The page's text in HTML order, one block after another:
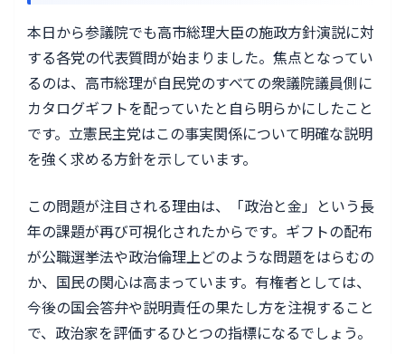
本日から参議院でも高市総理大臣の施政方針演説に対
する各党の代表質問が始まりました。焦点となってい
るのは、高市総理が自民党のすべての衆議院議員側に
カタログギフトを配っていたと自ら明らかにしたこと
です。立憲民主党はこの事実関係について明確な説明
を強く求める方針を示しています。
この問題が注目される理由は、「政治と金」という長
年の課題が再び可視化されたからです。ギフトの配布
が公職選挙法や政治倫理上どのような問題をはらむの
か、国民の関心は高まっています。有権者としては、
今後の国会答弁や説明責任の果たし方を注視すること
で、政治家を評価するひとつの指標になるでしょう。